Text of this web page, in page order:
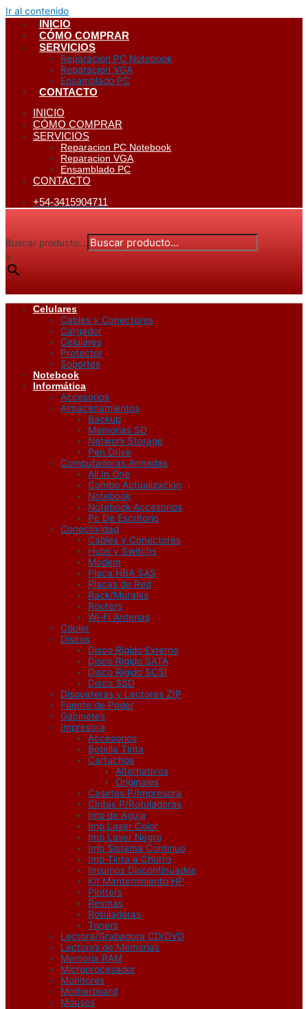
Ir al contenido
INICIO
CÓMO COMPRAR
SERVICIOS
Reparacion PC Notebook
Reparacion VGA
Ensamblado PC
CONTACTO
INICIO
CÓMO COMPRAR
SERVICIOS
Reparacion PC Notebook
Reparacion VGA
Ensamblado PC
CONTACTO
+54-3415904711
Buscar producto...
×
Celulares
Cables y Conectores
Cargador
Celulares
Protector
Soportes
Notebook
Informática
Accesorios
Almacenamientos
Backup
Memorias SD
Network Storage
Pen Drive
Computadoras Armadas
All In One
Combo Actualizacion
Notebook
Notebook Accesorios
Pc De Escritorio
Conectividad
Cables y Conectores
Hubs y Switchs
Modem
Placa HBA SAS
Placas de Red
Rack/Murales
Routers
Wi-Fi Antenas
Cooler
Discos
Disco Rigido Externo
Disco Rigido SATA
Disco Rigido SCSI
Disco SSD
Disqueteras y Lectores ZIP
Fuente de Poder
Gabinetes
Impresora
Accesorios
Botella Tinta
Cartuchos
Alternativos
Originales
Casetes P/Impresora
Cintas P/Rotuladoras
Imp de Aguja
Imp Laser Color
Imp Laser Negro
Imp Sistema Continuo
Imp Tinta a Chorro
Insumos Discontinuados
Kit Mantenimiento HP
Plotters
Resmas
Rotuladoras
Toners
Lectora/Grabadora CD/DVD
Lectores de Memorias
Memoria RAM
Microprocesador
Monitores
Motherboard
Mouses